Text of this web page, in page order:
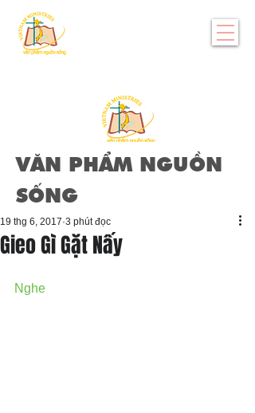
VĂN PHẨM NGUỒN
SỐNG
Gieo Gì Gặt Nấy
19 thg 6, 2017 3 phút đọc
Nghe